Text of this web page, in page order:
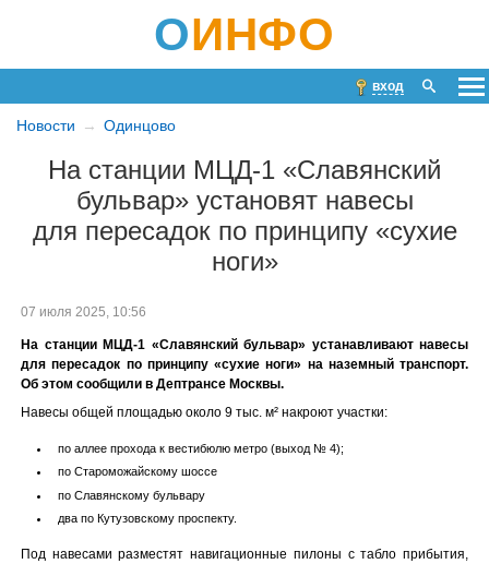
ОИНФО
вход
Новости Одинцово
На станции МЦД-1 «Славянский
бульвар» установят навесы
для пересадок по принципу «сухие
ноги»
07 июля 2025, 10:56
На станции МЦД-1 «Славянский бульвар» устанавливают навесы
для пересадок по принципу «сухие ноги» на наземный транспорт.
Об этом сообщили в Дептрансе Москвы.
Навесы общей площадью около 9 тыс. м² накроют участки:
по аллее прохода к вестибюлю метро (выход № 4);
по Староможайскому шоссе
по Славянскому бульвару
два по Кутузовскому проспекту.
Под навесами разместят навигационные пилоны с табло прибытия,